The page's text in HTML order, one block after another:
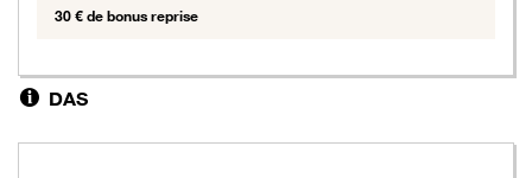
30 € de bonus reprise
DAS